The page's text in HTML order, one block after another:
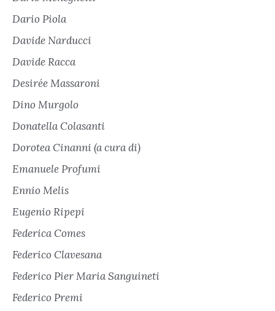
Dario Piola
Davide Narducci
Davide Racca
Desirée Massaroni
Dino Murgolo
Donatella Colasanti
Dorotea Cinanni (a cura di)
Emanuele Profumi
Ennio Melis
Eugenio Ripepi
Federica Comes
Federico Clavesana
Federico Pier Maria Sanguineti
Federico Premi